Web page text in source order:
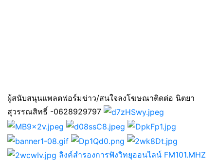
ผู้สนับสนุนแพลตฟอร์มข่าว/สนใจลงโฆษณาติดต่อ นิตยา
สุวรรณสิทธิ์ -0628929797
ลิงค์สำรองการฟังวิทยุออนไลน์ FM101.MHZ